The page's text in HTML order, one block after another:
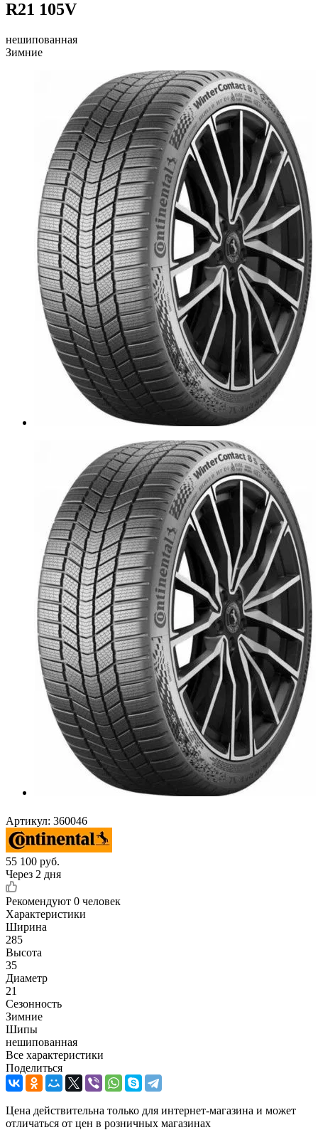
R21 105V
нешипованная
Зимние
Артикул: 360046
55 100 руб.
Через 2 дня
Рекомендуют 0 человек
Характеристики
Ширина
285
Высота
35
Диаметр
21
Сезонность
Зимние
Шипы
нешипованная
Все характеристики
Поделиться
Цена действительна только для интернет-магазина и может
отличаться от цен в розничных магазинах